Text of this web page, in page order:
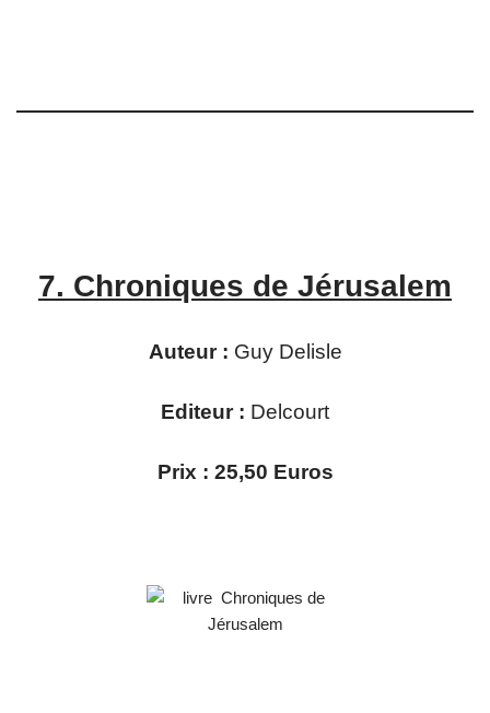
7. Chroniques de Jérusalem
Auteur : Guy Delisle
Editeur : Delcourt
Prix : 25,50 Euros